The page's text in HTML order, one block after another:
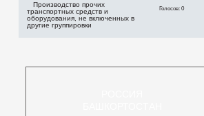
Производство прочих
транспортных средств и
оборудования, не включенных в
другие группировки
Голосов: 0